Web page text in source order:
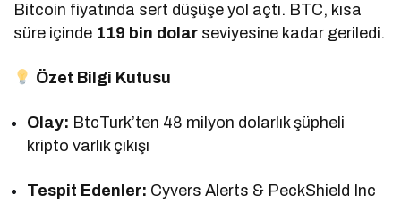
Bitcoin fiyatında sert düşüşe yol açtı. BTC, kısa
süre içinde 119 bin dolar seviyesine kadar geriledi.
Özet Bilgi Kutusu
Olay: BtcTurk’ten 48 milyon dolarlık şüpheli
kripto varlık çıkışı
Tespit Edenler: Cyvers Alerts & PeckShield Inc